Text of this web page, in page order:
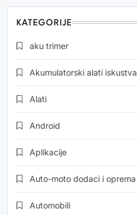
KATEGORIJE
aku trimer
Akumulatorski alati iskustva
Alati
Android
Aplikacije
Auto-moto dodaci i oprema
Automobili